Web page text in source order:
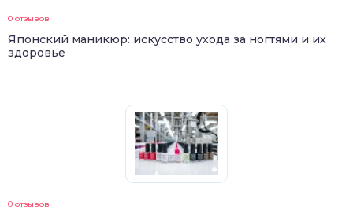
0 отзывов
Японский маникюр: искусство ухода за ногтями и их
здоровье
0 отзывов